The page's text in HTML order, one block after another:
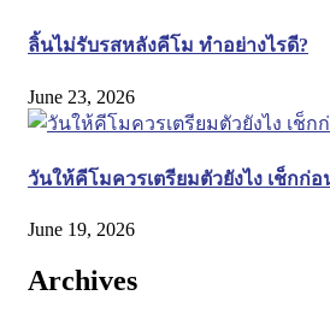
ลิ้นไม่รับรสหลังคีโม ทำอย่างไรดี?
June 23, 2026
วันให้คีโมควรเตรียมตัวยังไง เช็กก่
June 19, 2026
Archives